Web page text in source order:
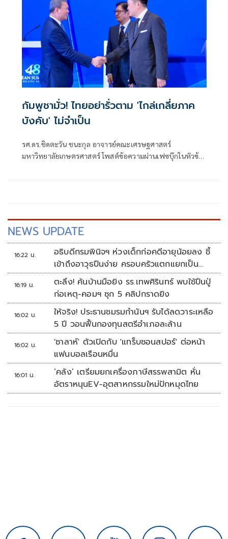
ประเทศไทยและพี่น้องประชาชนของผม
กัมพูชามั่ว! ไทยอย่ารั่วตาม 'ไกล่เกลี่ยภาค
บังคับ' ไม่จำเป็น
รศ.ดร.ชิดตะวัน ชนะกุล อาจารย์คณะเศรษฐศาสตร์
มหาวิทยาลัยเกษตรศาสตร์ โพสต์ข้อความผ่านเฟซบุ๊กในหัวข้อ
NEWS UPDATE
16:22 น.
อธิบดีกรมพินิจฯ ห่วงเด็กก่อคดีอายุน้อยลง ชี้
เข้าถึงอาวุธปืนง่าย ครอบครัวแตกแยกเป็น
ชนวนสำคัญ
16:19 น.
ตะลึง! ค้นบ้านมือยิง รร.เทพศิรินทร์ พบใช้ปืนปู่
ก่อเหตุ-คอมฯ ซุก 5 คลิปกราดยิง
16:02 น.
ให้จริง! ประธานชมรมกำนันฯ รับได้ลดวาระเหลือ
5 ปี วอนฟื้นกองทุนสตรีอำเภอละล้าน
16:02 น.
'ซาลาห์' ตัวเปิดกับ 'แทร็บซอนสปอร์' ต่อหน้า
แฟนบอลเรือนหมื่น
16:01 น.
‘คลัง’ เตรียมยกเครื่องภาษีสรรพสามิต หั่น
อัตราหนุนEV-อุตสาหกรรมใหม่ปักหมุดไทย